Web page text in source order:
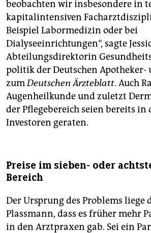
beobachten wir insbesondere in
kapitalintensiven
Beispiel Labormedizin oder bei
Dialyseeinrichtungen“, sagte
Abteilungsdirektorin
politik der Deutschen Apotheker-
zumDeutschen Ärzteblatt. Auch
Augenheilkunde und zuletzt
der Pflegebereich seien bereits in
Investoren geraten.
Preise im sieben- oder
Bereich
Der Ursprung des Problems liege
Plassmann, dass es früher mehr
in den Arztpraxen gab. Sei ein